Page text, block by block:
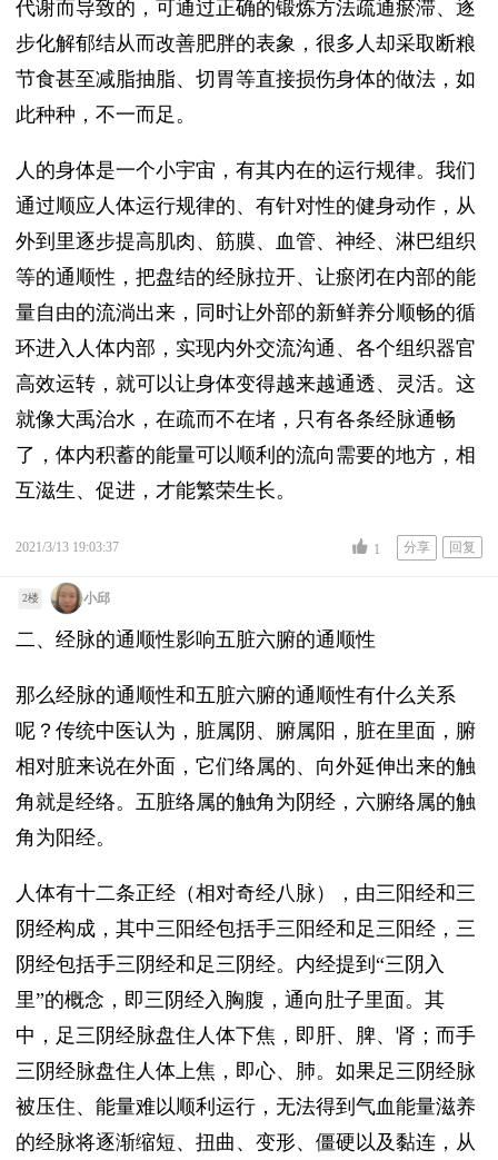
代谢而导致的，可通过正确的锻炼方法疏通瘀滞、逐
步化解郁结从而改善肥胖的表象，很多人却采取断粮
节食甚至减脂抽脂、切胃等直接损伤身体的做法，如
此种种，不一而足。
人的身体是一个小宇宙，有其内在的运行规律。我们
通过顺应人体运行规律的、有针对性的健身动作，从
外到里逐步提高肌肉、筋膜、血管、神经、淋巴组织
等的通顺性，把盘结的经脉拉开、让瘀闭在内部的能
量自由的流淌出来，同时让外部的新鲜养分顺畅的循
环进入人体内部，实现内外交流沟通、各个组织器官
高效运转，就可以让身体变得越来越通透、灵活。这
就像大禹治水，在疏而不在堵，只有各条经脉通畅
了，体内积蓄的能量可以顺利的流向需要的地方，相
互滋生、促进，才能繁荣生长。
2021/3/13 19:03:37 1 分享 回复
2楼 小邱
二、经脉的通顺性影响五脏六腑的通顺性
那么经脉的通顺性和五脏六腑的通顺性有什么关系
呢？传统中医认为，脏属阴、腑属阳，脏在里面，腑
相对脏来说在外面，它们络属的、向外延伸出来的触
角就是经络。五脏络属的触角为阴经，六腑络属的触
角为阳经。
人体有十二条正经（相对奇经八脉），由三阳经和三
阴经构成，其中三阳经包括手三阳经和足三阳经，三
阴经包括手三阴经和足三阴经。内经提到“三阴入
里”的概念，即三阴经入胸腹，通向肚子里面。其
中，足三阴经脉盘住人体下焦，即肝、脾、肾；而手
三阴经脉盘住人体上焦，即心、肺。如果足三阴经脉
被压住、能量难以顺利运行，无法得到气血能量滋养
的经脉将逐渐缩短、扭曲、变形、僵硬以及黏连，从